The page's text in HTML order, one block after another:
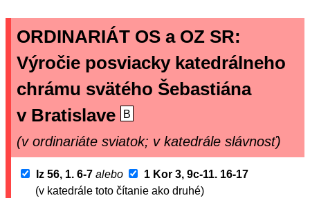
ORDINARIÁT OS a OZ SR:
Výročie posviacky katedrálneho
chrámu svätého Šebastiána
v Bratislave
B
(v ordinariáte sviatok; v katedrále slávnosť)
Iz 56, 1. 6-7 alebo
1 Kor 3, 9c-11. 16-17
(v katedrále toto čítanie ako druhé)